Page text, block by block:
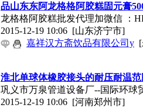
品山东东阿龙格格阿胶糕固元膏
龙格格阿胶糕批发代理加微信 ：
2015-12-19 10:06 [山东济宁市]
嘉祥汉方斋饮品有限公司y
淮北单球体橡胶接头的耐压耐温范
巩义市万泉管道设备厂--国际环球
2015-12-19 10:06 [河南郑州市]